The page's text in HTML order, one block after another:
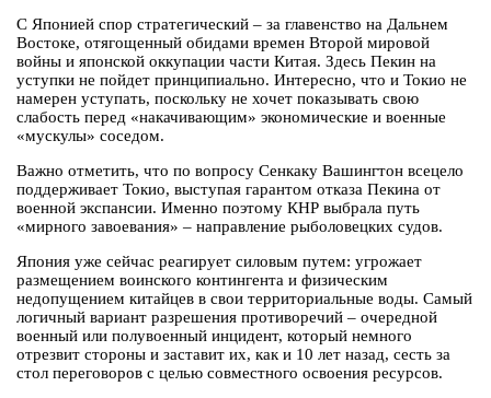
С Японией спор стратегический – за главенство на Дальнем
Востоке, отягощенный обидами времен Второй мировой
войны и японской оккупации части Китая. Здесь Пекин на
уступки не пойдет принципиально. Интересно, что и Токио не
намерен уступать, поскольку не хочет показывать свою
слабость перед «накачивающим» экономические и военные
«мускулы» соседом.
Важно отметить, что по вопросу Сенкаку Вашингтон всецело
поддерживает Токио, выступая гарантом отказа Пекина от
военной экспансии. Именно поэтому КНР выбрала путь
«мирного завоевания» – направление рыболовецких судов.
Япония уже сейчас реагирует силовым путем: угрожает
размещением воинского контингента и физическим
недопущением китайцев в свои территориальные воды. Самый
логичный вариант разрешения противоречий – очередной
военный или полувоенный инцидент, который немного
отрезвит стороны и заставит их, как и 10 лет назад, сесть за
стол переговоров с целью совместного освоения ресурсов.